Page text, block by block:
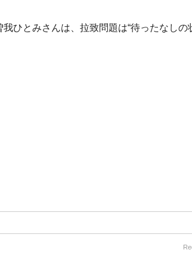
ひとみさんは、拉致問題は“待ったなしの